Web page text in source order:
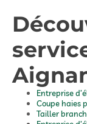
Entreprise
Coupe haies
Tailler